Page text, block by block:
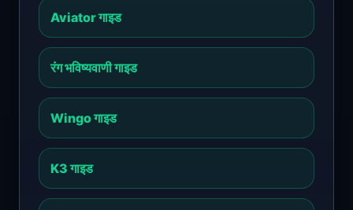
Aviator गाइड
रंग भविष्यवाणी गाइड
Wingo गाइड
K3 गाइड